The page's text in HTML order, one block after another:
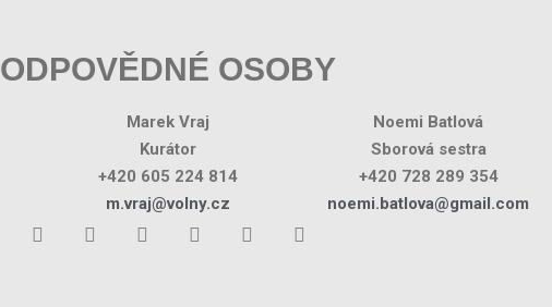
ODPOVĚDNÉ OSOBY
Marek Vraj
Kurátor
+420 605 224 814
m.vraj@volny.cz
Noemi Batlová
Sborová sestra
+420 728 289 354
noemi.batlova@gmail.com